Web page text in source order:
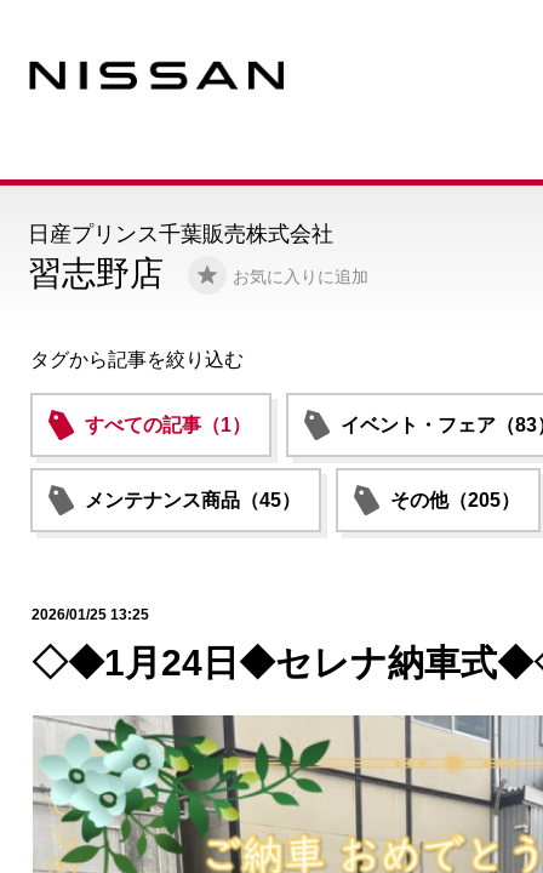
習志野店 お気に入りに追加
日産プリンス千葉販売株式会社
タグから記事を絞り込む
すべての記事（1） イベント・フェア（83
メンテナンス商品（45） その他（205）
2026/01/25 13:25
◇◆1月24日◆セレナ納車式